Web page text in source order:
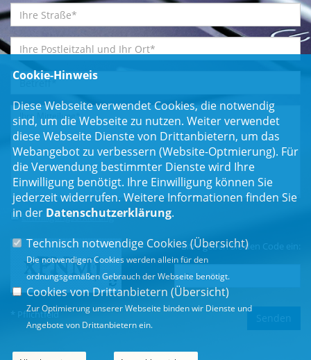
Einwilligungserklärung*
Bitte geben Sie den Code ein:
* Pflichtfeld
Cookie-Hinweis
Diese Webseite verwendet Cookies, die notwendig
sind, um die Webseite zu nutzen. Weiter verwendet
diese Webseite Dienste von Drittanbietern, um das
Webangebot zu verbessern (Website-Optmierung). Für
die Verwendung bestimmter Dienste wird Ihre
Einwilligung benötigt. Ihre Einwilligung können Sie
jederzeit widerrufen. Weitere Informationen finden Sie
in der Datenschutzerklärung.
Technisch notwendige Cookies (Übersicht)
Die notwendigen Cookies werden allein für den
ordnungsgemäßen Gebrauch der Webseite benötigt.
Cookies von Drittanbietern (Übersicht)
Zur Optimierung unserer Webseite binden wir Dienste und
Angebote von Drittanbietern ein.